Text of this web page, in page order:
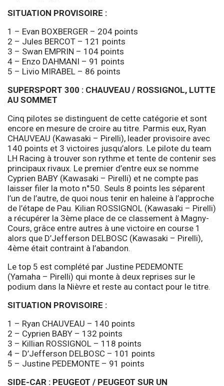
SITUATION PROVISOIRE :
1 – Evan BOXBERGER – 204 points
2 – Jules BERCOT – 121 points
3 – Swan EMPRIN – 104 points
4 – Enzo DAHMANI – 91 points
5 – Livio MIRABEL – 86 points
SUPERSPORT 300 : CHAUVEAU / ROSSIGNOL, LUTTE
AU SOMMET
Cinq pilotes se distinguent de cette catégorie et sont
encore en mesure de croire au titre. Parmis eux, Ryan
CHAUVEAU (Kawasaki – Pirelli), leader provisoire avec
140 points et 3 victoires jusqu’alors. Le pilote du team
LH Racing à trouver son rythme et tente de contenir ses
principaux rivaux. Le premier d’entre eux se nomme
Cyprien BABY (Kawasaki – Pirelli) et ne compte pas
laisser filer la moto n°50. Seuls 8 points les séparent
l’un de l’autre, de quoi nous tenir en haleine à l’approche
de l’étape de Pau. Kilian ROSSIGNOL (Kawasaki – Pirelli)
a récupérer la 3ème place de ce classement à Magny-
Cours, grâce entre autres à une victoire en course 1
alors que D’Jefferson DELBOSC (Kawasaki – Pirelli),
4ème était contraint à l’abandon.
Le top 5 est complété par Justine PEDEMONTE
(Yamaha – Pirelli) qui monte à deux reprises sur le
podium dans la Nièvre et reste au contact pour le titre.
SITUATION PROVISOIRE :
1 – Ryan CHAUVEAU – 140 points
2 – Cyprien BABY – 132 points
3 – Killian ROSSIGNOL – 118 points
4 – D’Jefferson DELBOSC – 101 points
5 – Justine PEDEMONTE – 91 points
SIDE-CAR : PEUGEOT / PEUGEOT SUR UN